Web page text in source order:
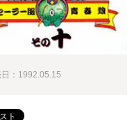
：1992.05.15